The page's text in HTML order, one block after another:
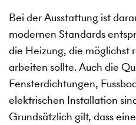
Bei der Ausstattung ist
modernen Standards
die Heizung, die möglichst
arbeiten sollte. Auch die
Fensterdichtungen,
elektrischen Installation
Grundsätzlich gilt, dass